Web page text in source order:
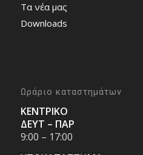
Τα νέα μας
Downloads
Ωράριο καταστημάτων
ΚΕΝΤΡΙΚΟ
ΔΕΥΤ – ΠΑΡ
9:00 – 17:00